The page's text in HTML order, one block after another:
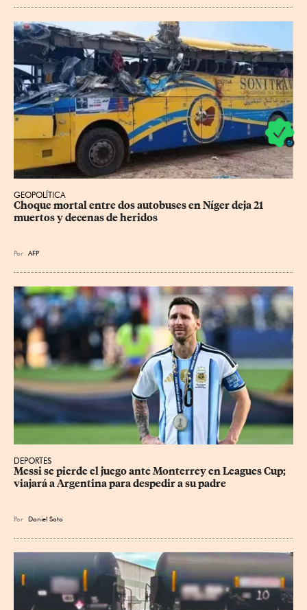
GEOPOLÍTICA
Choque mortal entre dos autobuses en Níger deja 21
muertos y decenas de heridos
Por AFP
DEPORTES
Messi se pierde el juego ante Monterrey en Leagues Cup;
viajará a Argentina para despedir a su padre
Por Daniel Soto